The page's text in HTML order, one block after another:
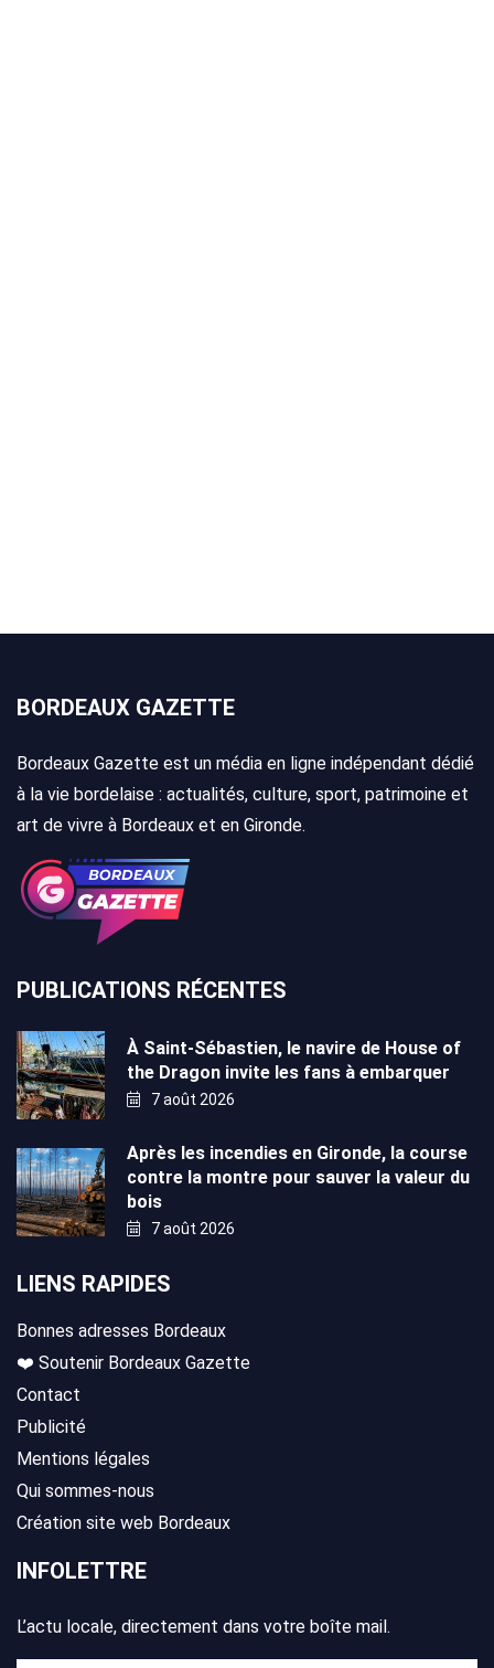
BORDEAUX GAZETTE
Bordeaux Gazette est un média en ligne indépendant dédié
à la vie bordelaise : actualités, culture, sport, patrimoine et
art de vivre à Bordeaux et en Gironde.
PUBLICATIONS RÉCENTES
À Saint-Sébastien, le navire de House of
the Dragon invite les fans à embarquer
7 août 2026
Après les incendies en Gironde, la course
contre la montre pour sauver la valeur du
bois
7 août 2026
LIENS RAPIDES
Bonnes adresses Bordeaux
❤️ Soutenir Bordeaux Gazette
Contact
Publicité
Mentions légales
Qui sommes-nous
Création site web Bordeaux
INFOLETTRE
L’actu locale, directement dans votre boîte mail.